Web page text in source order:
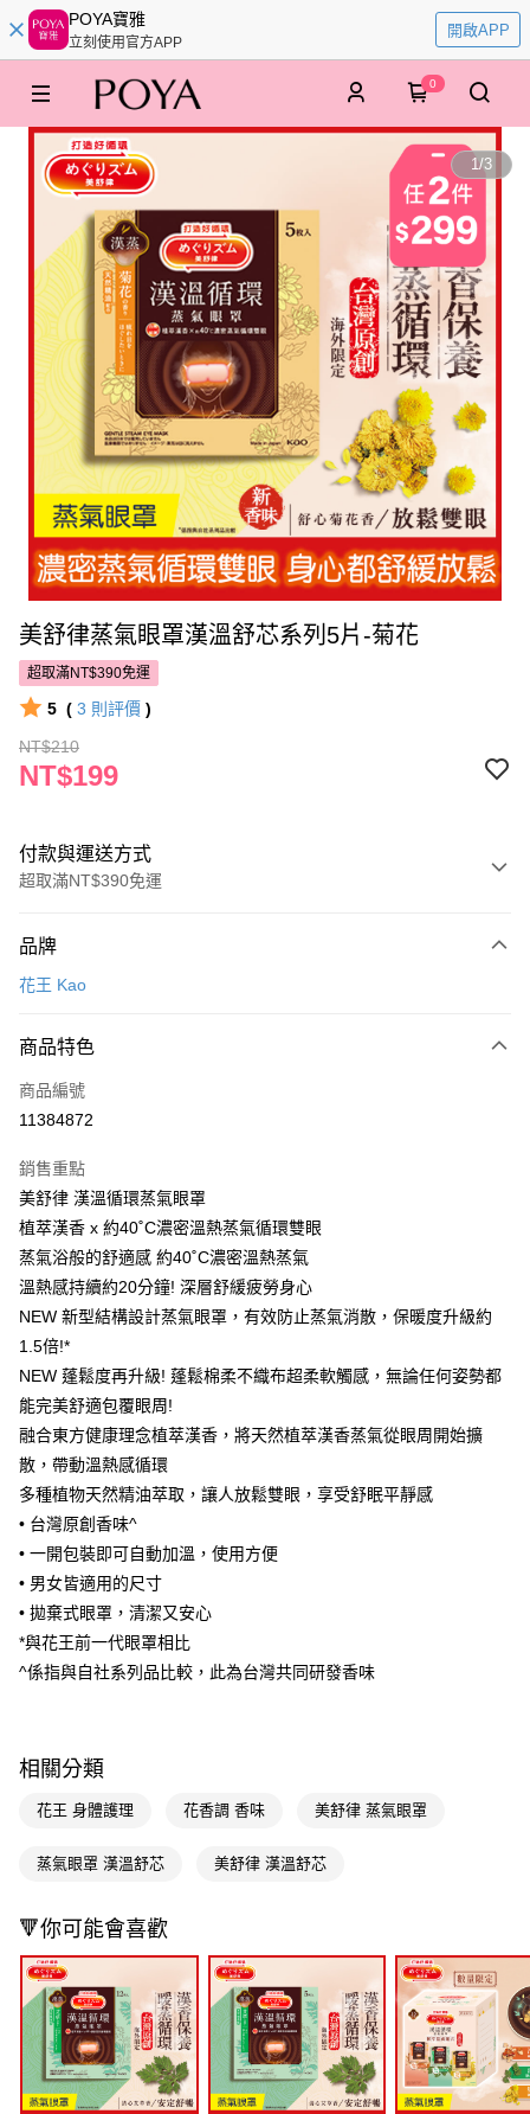
POYA寶雅
立刻使用官方APP
開啟APP
0
1/3
美舒律蒸氣眼罩漢溫舒芯系列5片-菊花
超取滿NT$390免運
5 ( 3 則評價 )
NT$210
NT$199
付款與運送方式
超取滿NT$390免運
POYA支付
超商取貨付款
LINE Pay
街口支付
悠遊付
Google Pay
AFTEE先享後付
相關說明
【關於「AFTEE先享後付」】
AFTEE先享後付是「在收到商品之後才付款」的支付方式。 讓您購物簡單
便利好安心！
１．簡單：不需註冊會員、不需綁卡、不需儲值。
３．安心：先確認商品／服務後，再付款。
【「AFTEE先享後付」結帳流程】
１．於結帳方式選擇「AFTEE先享後付」後，將跳轉至「AFTEE先享後付」
結帳頁面，進行簡訊認證並確認金額後，即可完成結帳。
２．訂單成立數日內，您將收到繳費通知簡訊。
３．收到繳費通知簡訊後14天內，點擊此簡訊中的連結，可透過四大超商／
ATM／網路銀行／等多元方式進行付款，方視為交易完成。
※ 請注意：結帳手續完成當下不需立刻繳費，但若您需要取消訂單，請聯絡
購買商品的店家。未經商家同意取消之訂單仍視為有效，需透過AFTEE先享
１．透過由恩沛科技股份有限公司提供之「AFTEE先享後付」服務完成之交
權轉讓予恩沛科技股份有限公司。
３．未成年的使用者請事先徵得法定代理人或監護人之同意方可使用
「AFTEE先享後付」，若未經同意申辦者引起之損失，本公司不負相關責
任。
４．使用「AFTEE先享後付」時，將依據個別帳號之用戶狀況，依本公司即
時審查核予不同之上限額度；若仍有額度不足之情形，本公司將視審查結果
請求用戶進行身份認證。
５．嚴禁一人註冊多個帳號或使用他人資訊註冊。若發現惡意使用之情形，
恩沛科技股份有限公司將有權停止該用戶之使用額度並採取法律行動。
即享券
運送方式
每筆NT$65，滿NT$390(含以上)免運費
付款後全家取貨
每筆NT$65，滿NT$390(含以上)免運費
萊爾富取貨付款
每筆NT$65，滿NT$490(含以上)免運費
7-11取貨付款
每筆NT$65，滿NT$490(含以上)免運費
付款後7-11取貨
宅配(本島)
每筆NT$100，滿NT$790(含以上)免運費
付款後寶雅門市自取(由倉庫統一出貨)
每筆NT$80，滿NT$290(含以上)免運費
品牌
花王 Kao
商品特色
商品編號
11384872
銷售重點
美舒律 漢溫循環蒸氣眼罩
植萃漢香 x 約40˚C濃密溫熱蒸氣循環雙眼
蒸氣浴般的舒適感 約40˚C濃密溫熱蒸氣
溫熱感持續約20分鐘! 深層舒緩疲勞身心
NEW 新型結構設計蒸氣眼罩，有效防止蒸氣消散，保暖度升級約
1.5倍!*
NEW 蓬鬆度再升級! 蓬鬆棉柔不織布超柔軟觸感，無論任何姿勢都
能完美舒適包覆眼周!
融合東方健康理念植萃漢香，將天然植萃漢香蒸氣從眼周開始擴
散，帶動溫熱感循環
多種植物天然精油萃取，讓人放鬆雙眼，享受舒眠平靜感
• 台灣原創香味^
• 一開包裝即可自動加溫，使用方便
• 男女皆適用的尺寸
• 拋棄式眼罩，清潔又安心
*與花王前一代眼罩相比
^係指與自社系列品比較，此為台灣共同研發香味
相關分類
花王 身體護理 花香調 香味 美舒律 蒸氣眼罩
蒸氣眼罩 漢溫舒芯 美舒律 漢溫舒芯
🔻你可能會喜歡